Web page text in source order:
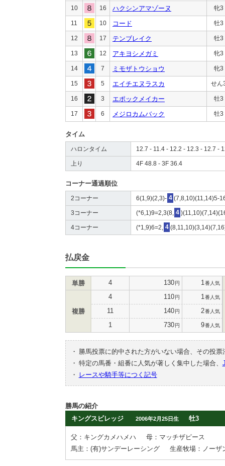
10 16 ハクシンアマゾーヌ 牝3
11 10 コード 牡3
12 17 テンブレイク 牡3
13 12 アキヨシメガミ 牝3
14 7 ミモザトウショウ 牝3
15 5 エイチエヌラスカ せん
16 3 エポックメイカー 牡3
17 6 メジロカムバック 牡3
タイム
ハロンタイム 12.7 - 11.4 - 12.2 - 12.3 - 12.7 -
上り 4F 48.8 - 3F 36.4
コーナー通過順位
2コーナー 6(1,9)(2,3)- 4 (7,8,10)(11,14)5-
3コーナー (*6,1)9=2,3(8, 4
4コーナー (*1,9)6=2, 4
払戻金
単勝 4 130円 1 番人気
複勝
4 110円 1 番人気
11 140円 2番人気
1 730円 9番人気
・
勝馬投票に的中された方がいない場合、その投
・ 特定の馬番・組番に人気が著しく集中した場合、
・
レースや騎手等につく記号
勝馬の紹介
キングスビレッジ
2006年2月25日生 牡3
父：キングカメハメハ
母：マッチザピース
馬主：(有)サンデーレーシング
生産牧場：ノーザ